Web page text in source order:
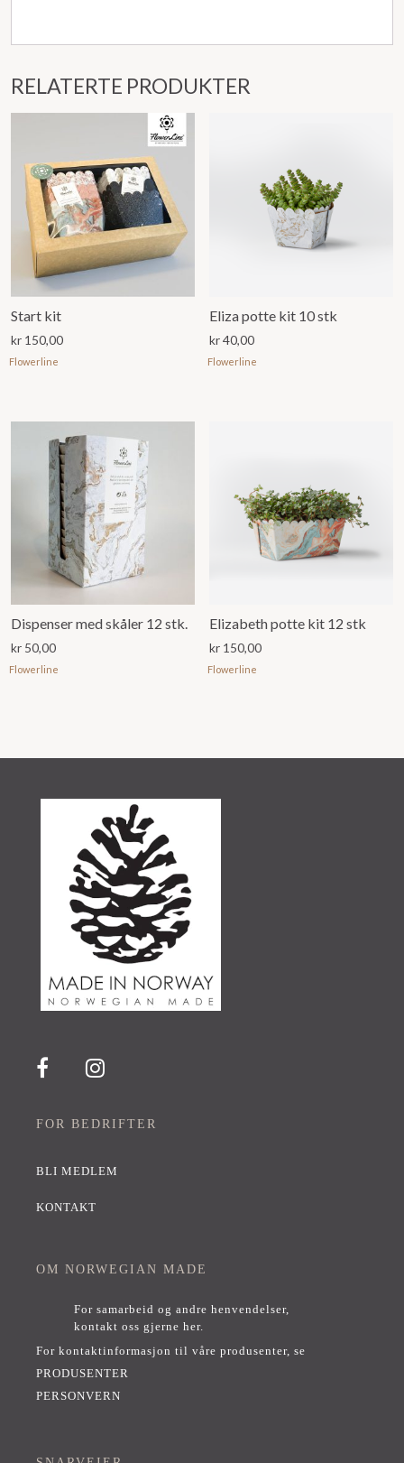
RELATERTE PRODUKTER
Start kit
kr 150,00
Flowerline
Eliza potte kit 10 stk
kr40,00
Flowerline
Dispenser med skåler 12 stk.
kr 50,00
Flowerline
Elizabeth potte kit 12 stk
kr 150,00
Flowerline
FOR BEDRIFTER
BLI MEDLEM
KONTAKT
OM NORWEGIAN MADE
For samarbeid og andre henvendelser,
kontakt oss gjerne her.
For kontaktinformasjon til våre produsenter, se
PRODUSENTER
PERSONVERN